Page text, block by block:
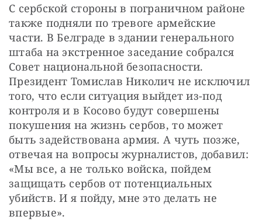
С сербской стороны в пограничном районе
также подняли по тревоге армейские
части. В Белграде в здании генерального
штаба на экстренное заседание собрался
Совет национальной безопасности.
Президент Томислав Николич не исключил
того, что если ситуация выйдет из-под
контроля и в Косово будут совершены
покушения на жизнь сербов, то может
быть задействована армия. А чуть позже,
отвечая на вопросы журналистов, добавил:
«Мы все, а не только войска, пойдем
защищать сербов от потенциальных
убийств. И я пойду, мне это делать не
впервые».